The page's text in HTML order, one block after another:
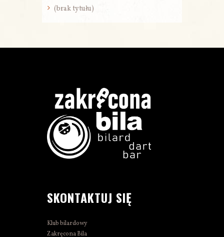
(brak tytułu)
SKONTAKTUJ SIĘ
Klub bilardowy
Zakręcona Bila